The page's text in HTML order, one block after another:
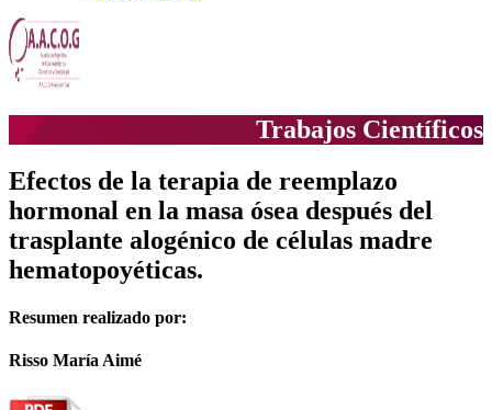
Trabajos Científicos
Efectos de la terapia de reemplazo
hormonal en la masa ósea después del
trasplante alogénico de células madre
hematopoyéticas.
Resumen realizado por:
Risso María Aimé